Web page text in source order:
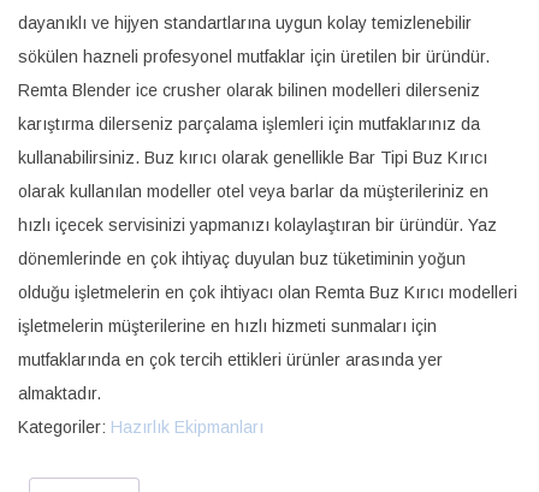
dayanıklı ve hijyen standartlarına uygun kolay temizlenebilir
sökülen hazneli profesyonel mutfaklar için üretilen bir üründür.
Remta Blender ice crusher olarak bilinen modelleri dilerseniz
karıştırma dilerseniz parçalama işlemleri için mutfaklarınız da
kullanabilirsiniz. Buz kırıcı olarak genellikle Bar Tipi Buz Kırıcı
olarak kullanılan modeller otel veya barlar da müşterileriniz en
hızlı içecek servisinizi yapmanızı kolaylaştıran bir üründür. Yaz
dönemlerinde en çok ihtiyaç duyulan buz tüketiminin yoğun
olduğu işletmelerin en çok ihtiyacı olan Remta Buz Kırıcı modelleri
işletmelerin müşterilerine en hızlı hizmeti sunmaları için
mutfaklarında en çok tercih ettikleri ürünler arasında yer
almaktadır.
Kategoriler: Hazırlık Ekipmanları